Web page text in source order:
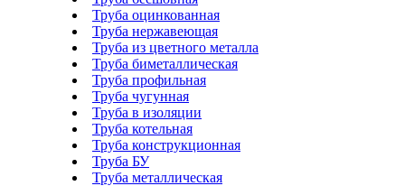
Труба оцинкованная
Труба нержавеющая
Труба из цветного металла
Труба биметаллическая
Труба профильная
Труба чугунная
Труба в изоляции
Труба котельная
Труба конструкционная
Труба БУ
Труба металлическая